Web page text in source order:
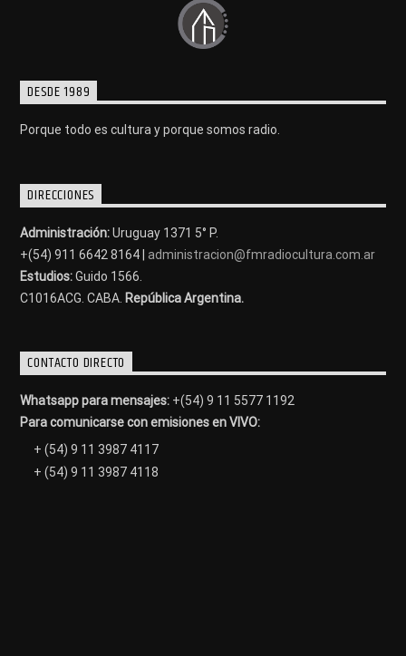
DESDE 1989
Porque todo es cultura y porque somos radio.
DIRECCIONES
Administración:Uruguay 1371 5° P.
+(54) 911 6642 8164 | administracion@fmradiocultura.com.ar
Estudios:Guido 1566.
C1016ACG . CABA. República Argentina.
CONTACTO DIRECTO
Whatsapp para mensajes: +(54) 9 11 5577 1192
Para comunicarse con emisiones en VIVO:
+ (54) 9 11 3987 4117
+ (54) 9 11 3987 4118